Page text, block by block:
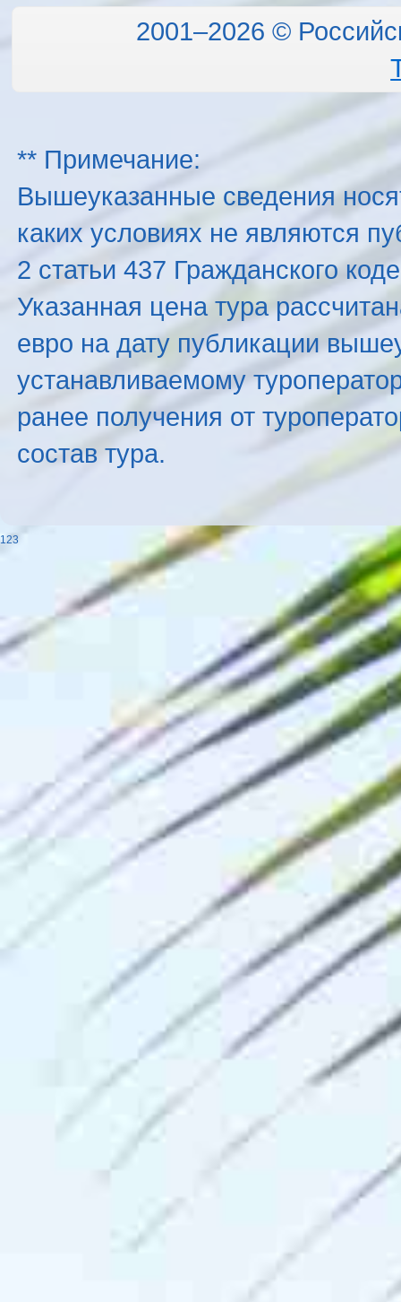
2001–2026 ©
** Примечание:
Вышеуказанные сведения
каких условиях не являются
2 статьи 437 Гражданского
Указанная цена тура
евро на дату публикации
устанавливаемому
ранее получения от
состав тура.
123